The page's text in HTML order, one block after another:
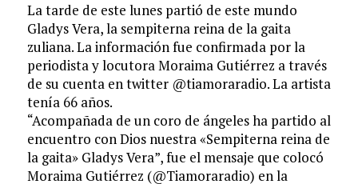
La tarde de este lunes partió de este mundo
Gladys Vera, la sempiterna reina de la gaita
zuliana. La información fue confirmada por la
periodista y locutora Moraima Gutiérrez a través
de su cuenta en twitter @tiamoraradio. La artista
tenía 66 años.
“Acompañada de un coro de ángeles ha partido al
encuentro con Dios nuestra «Sempiterna reina de
la gaita» Gladys Vera”, fue el mensaje que colocó
Moraima Gutiérrez (@Tiamoraradio) en la